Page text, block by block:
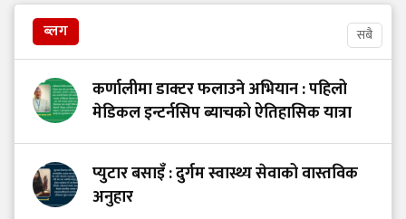
ब्लग सबै
कर्णालीमा डाक्टर फलाउने अभियान : पहिलो
मेडिकल इन्टर्नसिप ब्याचको ऐतिहासिक यात्रा
प्युटार बसाइँ : दुर्गम स्वास्थ्य सेवाको वास्तविक
अनुहार